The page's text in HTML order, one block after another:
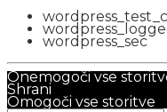
wordpress_sec
Onemogoči vse
Shrani
Omogoči vse storitve